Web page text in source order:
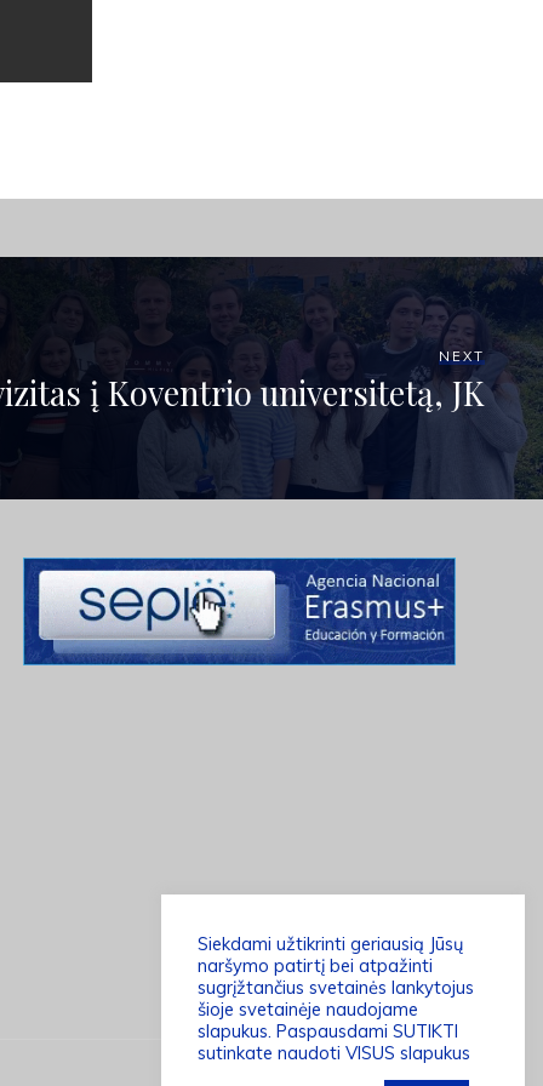
NEXT
į Koventrio universitetą, JK
Siekdami užtikrinti geriausią Jūsų
naršymo patirtį bei atpažinti
sugrįžtančius svetainės lankytojus
šioje svetainėje naudojame
slapukus. Paspausdami SUTIKTI
sutinkate naudoti VISUS slapukus